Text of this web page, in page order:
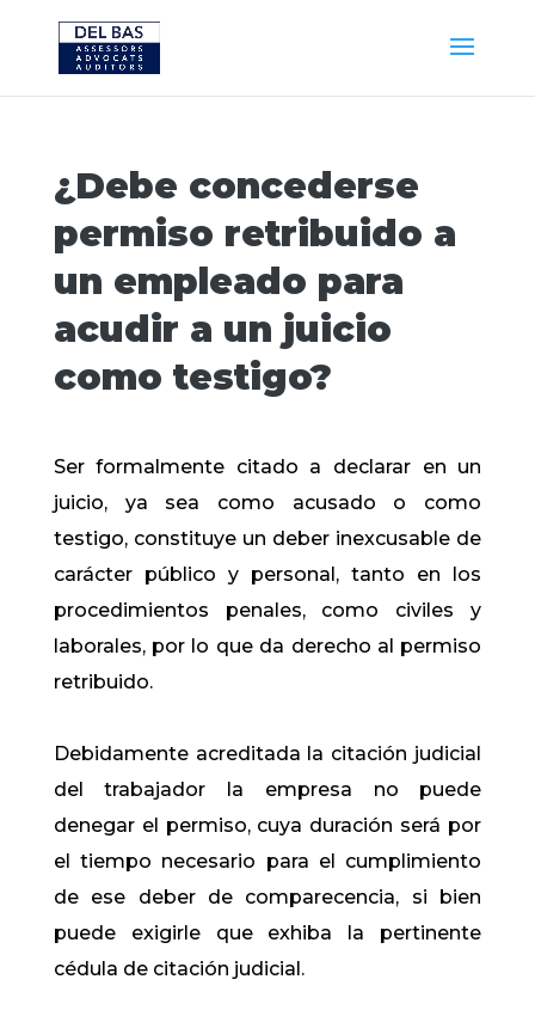
¿Debe concederse
permiso retribuido a
un empleado para
acudir a un juicio
como testigo?
Ser formalmente citado a declarar en un
juicio, ya sea como acusado o como
testigo, constituye un deber inexcusable de
carácter público y personal, tanto en los
procedimientos penales, como civiles y
laborales, por lo que da derecho al permiso
retribuido.
Debidamente acreditada la citación judicial
del trabajador la empresa no puede
denegar el permiso, cuya duración será por
el tiempo necesario para el cumplimiento
de ese deber de comparecencia, si bien
puede exigirle que exhiba la pertinente
cédula de citación judicial.